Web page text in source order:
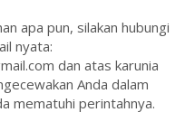
apa pun, silakan hubungi
nyata:
dan atas karunia
Anda dalam
mematuhi perintahnya.